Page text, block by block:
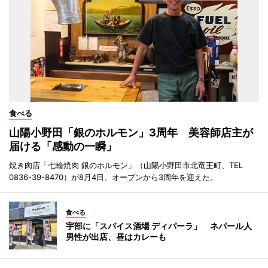
食べる
山陽小野田「銀のホルモン」3周年 美容師店主が
届ける「感動の一瞬」
焼き肉店「七輪焼肉 銀のホルモン」（山陽小野田市北竜王町、TEL
0836-39-8470）が8月4日、オープンから3周年を迎えた。
食べる
宇部に「スパイス酒場 ディパーラ」 ネパール人
男性が出店、昼はカレーも